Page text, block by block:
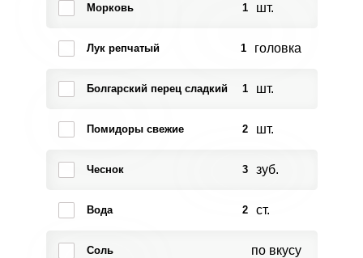
Морковь 1 шт.
Лук репчатый 1 головка
Болгарский перец сладкий 1 шт.
Помидоры свежие 2 шт.
Чеснок 3 зуб.
Вода 2 ст.
Соль по вкусу